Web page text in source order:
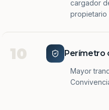
cargador
propietario
10 Perímetro
Mayor